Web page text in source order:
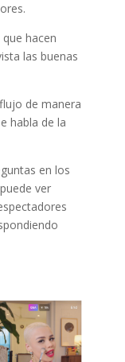
hacen
las buenas
de manera
habla de la
en los
ver